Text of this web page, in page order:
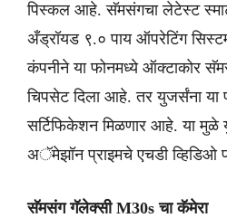
पिस्कल आहे. सॅमसंगचा लेटेस्ट
अँड्रॉयड ९.० पाय ऑपरेटिंग
कंपनीने या फोनमध्ये ऑक्टाकोर
चिपसेट दिला आहे. तर युजर्संना
सर्टिफिकेशन मिळणार आहे. या
अॅमेझॉन प्राइमचे एचडी व्हिडिओ
सॅमसंग गॅलेक्सी M30s चा कॅमेरा